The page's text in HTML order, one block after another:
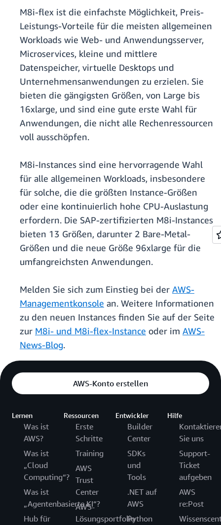
M8i-flex ist die einfachste Möglichkeit, Preis-
Leistungs-Vorteile für die meisten allgemeinen
Workloads wie Web- und Anwendungsserver,
Microservices, kleine und mittlere
Datenspeicher, virtuelle Desktops und
Unternehmensanwendungen zu erzielen. Sie
bieten die gängigsten Größen, von Large bis
16xlarge, und sind eine gute erste Wahl für
Anwendungen, die nicht alle Rechenressourcen
voll ausschöpfen.
M8i-Instances sind eine hervorragende Wahl
für alle allgemeinen Workloads, insbesondere
für solche, die die größten Instance-Größen
oder eine kontinuierlich hohe CPU-Auslastung
erfordern. Die SAP-zertifizierten M8i-Instances
bieten 13 Größen, darunter 2 Bare-Metal-
Größen und die neue Größe 96xlarge für die
umfangreichsten Anwendungen.
Melden Sie sich zum Einstieg bei der AWS-
Managementkonsole an. Weitere Informationen
zu den neuen Instances finden Sie auf der Seite
zur M8i- und M8i-flex-Instance oder im AWS-
News-Blog.
AWS-Konto erstellen
Lernen
Was ist
AWS?
Was ist
„Cloud
Computing“?
Was ist
„Agentenbasierte KI“?
Hub für
Ressourcen
Erste
Schritte
Training
AWS
Trust
Center
AWS-
Lösungsportfolio
Entwickler
Builder
Center
SDKs
und
Tools
.NET auf
AWS
Python
Hilfe
Sie uns
Support-
Ticket
aufgeben
AWS
re:Post